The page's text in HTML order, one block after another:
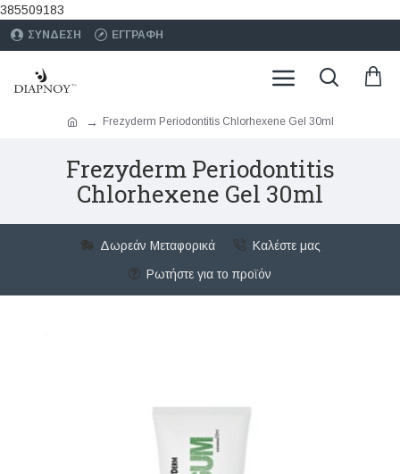
385509183
ΣΥΝΔΕΣΗ ΕΓΓΡΑΦΗ
Frezyderm Periodontitis Chlorhexene Gel 30ml
Frezyderm Periodontitis
Chlorhexene Gel 30ml
Δωρεάν Μεταφορικά
Καλέστε μας
Ρωτήστε για το προϊόν